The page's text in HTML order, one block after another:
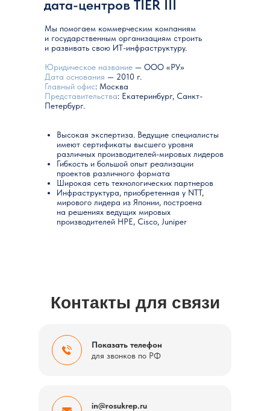
дата-центров TIER III
Мы помогаем коммерческим компаниям
и государственным организациям строить
и развивать свою ИТ-инфраструктуру.
Юридическое название — ООО «РУ»
Дата основания — 2010 г.
Главный офис: Москва
Представительства: Екатеринбург, Санкт-
Петербург.
Высокая экспертиза. Ведущие специалисты
имеют сертификаты высшего уровня
различных производителей-мировых лидеров
Гибкость и большой опыт реализации
проектов различного формата
Широкая сеть технологических партнеров
Инфраструктура, приобретенная у NTT,
мирового лидера из Японии, построена
на решениях ведущих мировых
производителей HPE, Cisco, Juniper
Контакты для связи
Показать телефон
для звонков по РФ
in@rosukrep.ru